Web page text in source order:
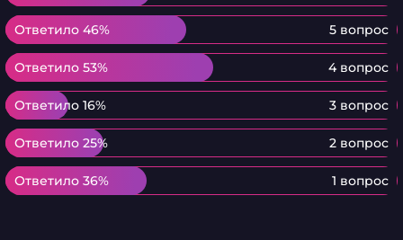
Ответило 46% 5 вопрос
Ответило 46%
Ответило 53% 4 вопрос
Ответило 53%
Ответило 16% 3 вопрос
Ответило 16%
Ответило 25% 2 вопрос
Ответило 25%
Ответило 36% 1 вопрос
Ответило 36%